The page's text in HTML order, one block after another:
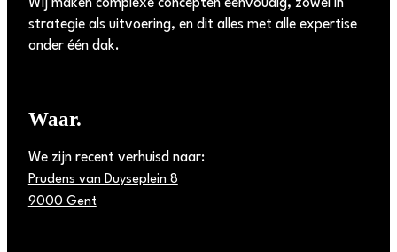
Wij maken complexe concepten eenvoudig, zowel in
strategie als uitvoering, en dit alles met alle expertise
onder één dak.
Waar.
We zijn recent verhuisd naar:
Prudens van Duyseplein 8
9000 Gent